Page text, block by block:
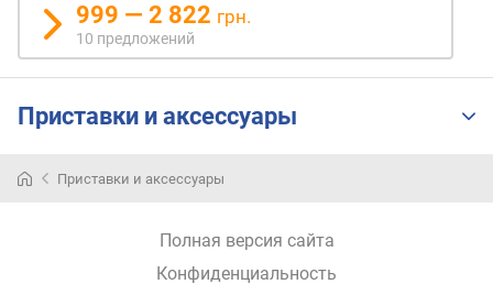
с
о
е
999 — 2 822 грн.
10 предложений
Приставки и аксессуары
Приставки и аксессуары
Полная версия сайта
Конфиденциальность